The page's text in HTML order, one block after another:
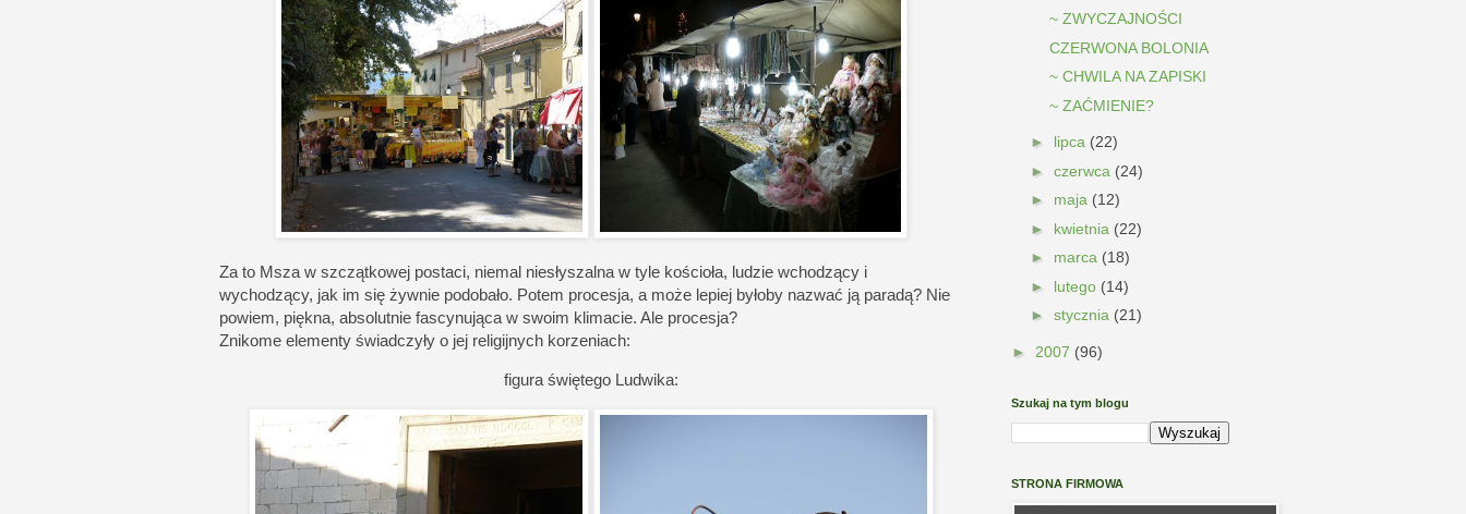
Za to Msza w szczątkowej postaci, niemal niesłyszalna w tyle kościoła, ludzie wchodzący i
wychodzący, jak im się żywnie podobało. Potem procesja, a może lepiej byłoby nazwać ją paradą? Nie
powiem, piękna, absolutnie fascynująca w swoim klimacie. Ale procesja?
Znikome elementy świadczyły o jej religijnych korzeniach:
figura świętego Ludwika:
~ ZWYCZAJNOŚCI
CZERWONA BOLONIA
~ CHWILA NA ZAPISKI
~ ZAĆMIENIE?
► lipca (22)
► czerwca (24)
► maja (12)
► kwietnia (22)
► marca (18)
► lutego (14)
► stycznia (21)
► 2007 (96)
Szukaj na tym blogu
STRONA FIRMOWA